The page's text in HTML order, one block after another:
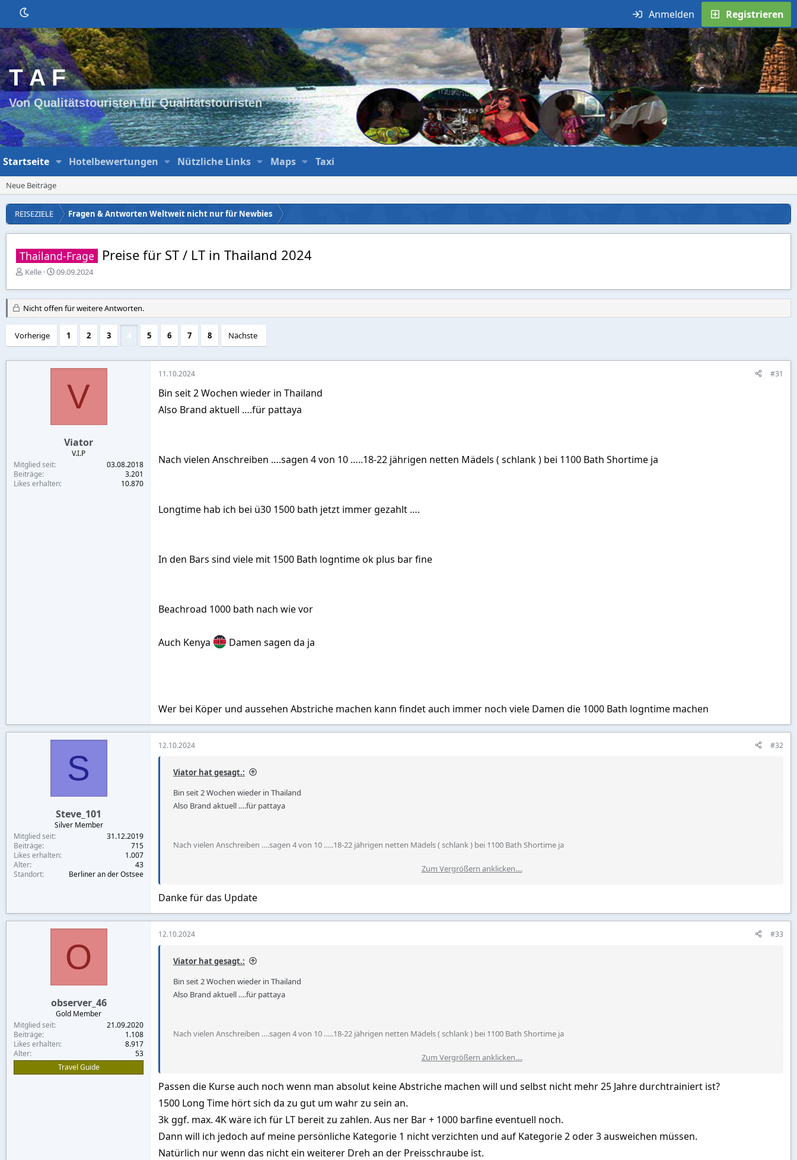
Anmelden Registrieren
T A F
Von Qualitätstouristen für Qualitätstouristen
Startseite Hotelbewertungen Nützliche Links Maps Taxi
Neue Beiträge
REISEZIELE Fragen & Antworten Weltweit nicht nur für Newbies
Thailand-Frage Preise für ST / LT in Thailand 2024
E
s
t
e
l
e
Kelle
E
s
e
t
m
09.09.2024
Nicht offen für weitere Antworten.
Vorherige 1 2 3 5 6 7 8 Nächste
V
Viator
V.I.P
Mitglied seit
03.08.2018
Beiträge
3.201
Likes erhalten
10.870
11.10.2024 #31
Bin seit 2 Wochen wieder in Thailand
Also Brand aktuell ….für pattaya
Nach vielen Anschreiben ….sagen 4 von 10 …..18-22 jährigen netten Mädels ( schlank ) bei 1100 Bath Shortime ja
Longtime hab ich bei ü30 1500 bath jetzt immer gezahlt ….
In den Bars sind viele mit 1500 Bath logntime ok plus bar fine
Beachroad 1000 bath nach wie vor
Auch Kenya Damen sagen da ja
Wer bei Köper und aussehen Abstriche machen kann findet auch immer noch viele Damen die 1000 Bath logntime machen
S
Steve_101
Silver Member
Mitglied seit
31.12.2019
Beiträge
715
Likes erhalten
1.007
Alter
43
Standort
Berliner an der Ostsee
12.10.2024 #32
Viator hat gesagt.:
Bin seit 2 Wochen wieder in Thailand
Also Brand aktuell ….für pattaya
Nach vielen Anschreiben ….sagen 4 von 10 …..18-22 jährigen netten Mädels ( schlank ) bei 1100 Bath Shortime ja
In den Bars sind viele mit 1500 Bath logntime ok plus bar fine
Beachroad 1000 bath nach wie vor
Wer bei Köper und aussehen Abstriche machen kann findet auch immer noch viele Damen die 1000 Bath logntime machen
Zum Vergrößern anklicken....
Danke für das Update
O
observer_46
Gold Member
Mitglied seit
21.09.2020
Beiträge
1.108
Likes erhalten
8.917
Alter
53
Travel Guide
12.10.2024 #33
Viator hat gesagt.:
Bin seit 2 Wochen wieder in Thailand
Also Brand aktuell ….für pattaya
Nach vielen Anschreiben ….sagen 4 von 10 …..18-22 jährigen netten Mädels ( schlank ) bei 1100 Bath Shortime ja
In den Bars sind viele mit 1500 Bath logntime ok plus bar fine
Beachroad 1000 bath nach wie vor
Zum Vergrößern anklicken....
Passen die Kurse auch noch wenn man absolut keine Abstriche machen will und selbst nicht mehr 25 Jahre durchtrainiert ist?
1500 Long Time hört sich da zu gut um wahr zu sein an.
3k ggf. max. 4K wäre ich für LT bereit zu zahlen. Aus ner Bar + 1000 barfine eventuell noch.
Dann will ich jedoch auf meine persönliche Kategorie 1 nicht verzichten und auf Kategorie 2 oder 3 ausweichen müssen.
Natürlich nur wenn das nicht ein weiterer Dreh an der Preisschraube ist.